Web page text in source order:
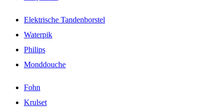
Elektrische Tandenborstel
Waterpik
Philips
Monddouche
Fohn
Krulset